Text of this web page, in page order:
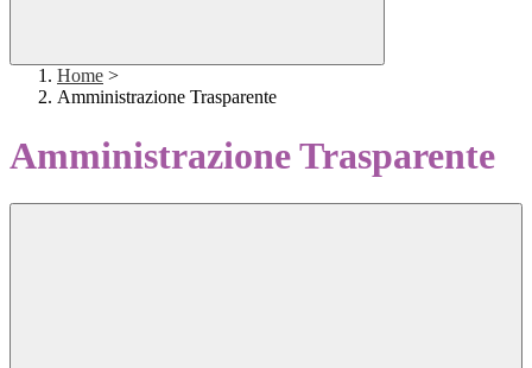
Home >
Amministrazione Trasparente
Amministrazione Trasparente